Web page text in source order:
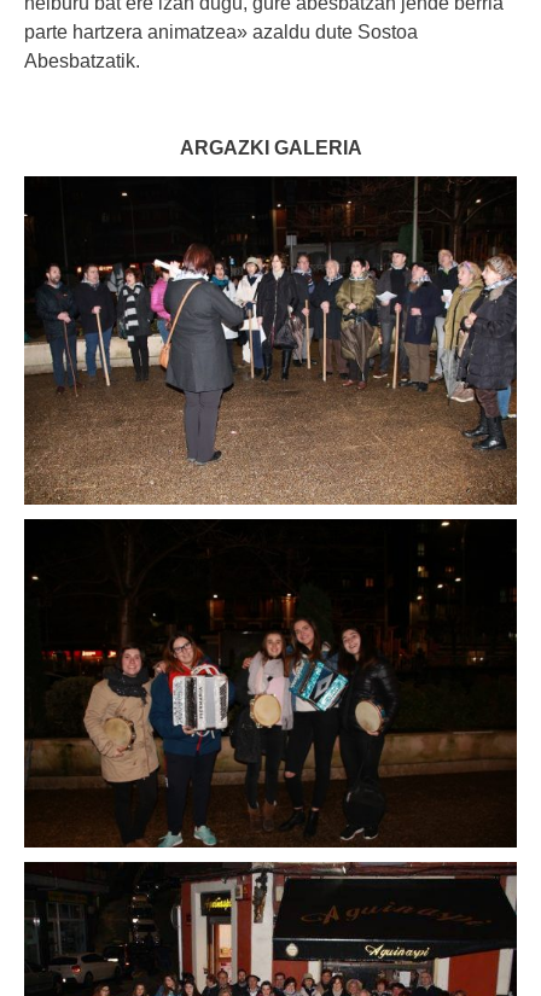
parte hartzera animatzea» azaldu dute Sostoa
Abesbatzatik.
ARGAZKI GALERIA